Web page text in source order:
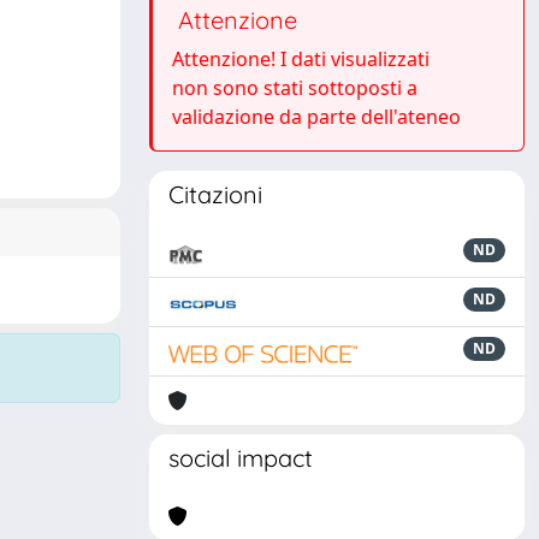
Attenzione
Attenzione! I dati visualizzati
non sono stati sottoposti a
validazione da parte dell'ateneo
Citazioni
ND
ND
ND
social impact